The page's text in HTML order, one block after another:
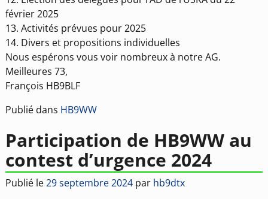
février 2025
13. Activités prévues pour 2025
14. Divers et propositions individuelles
Nous espérons vous voir nombreux à notre AG.
Meilleures 73,
François HB9BLF
Publié dans HB9WW
Participation de HB9WW au
contest d’urgence 2024
Publié le29 septembre 2024 par hb9dtx